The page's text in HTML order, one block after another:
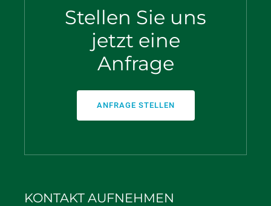
Stellen Sie uns
jetzt eine
Anfrage
ANFRAGE STELLEN
KONTAKT AUFNEHMEN